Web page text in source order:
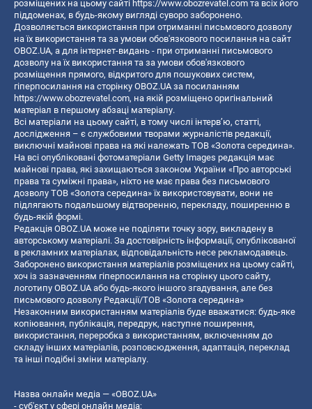
розміщених на цьому сайті https://www.obozrevatel.com та всіх його
піддоменах, в будь-якому вигляді суворо заборонено.
Дозволяється використання при отриманні письмового дозволу
на їх використання та за умови обов'язкового посилання на сайт
OBOZ.UA, а для інтернет-видань - при отриманні письмового
дозволу на їх використання та за умови обов'язкового
розміщення прямого, відкритого для пошукових систем,
гіперпосилання на сторінку OBOZ.UA за посиланням
https://www.obozrevatel.com, на якій розміщено оригінальний
матеріал в першому абзаці матеріалу.
Всі матеріали на цьому сайті, в тому числі інтерв’ю, статті,
дослідження – є службовими творами журналістів редакції,
виключні майнові права на які належать ТОВ «Золота середина».
На всі опубліковані фотоматеріали Getty Images редакція має
майнові права, які захищаються законом України «Про авторські
права та суміжні права», ніхто не має права без письмового
дозволу ТОВ «Золота середина» їх використовувати, вони не
підлягають подальшому відтворенню, перекладу, поширенню в
будь-якій формі.
Редакція OBOZ.UA може не поділяти точку зору, викладену в
авторському матеріалі. За достовірність інформації, опублікованої
в рекламних матеріалах, відповідальність несе рекламодавець.
Заборонено використання матеріалів розміщених на цьому сайті,
хоч із зазначенням гіперпосилання на сторінку цього сайту,
логотипу OBOZ.UA або будь-якого іншого згадування, але без
письмового дозволу Редакції/ТОВ «Золота середина»
Незаконним використанням матеріалів буде вважатися: будь-яке
копiювання, публiкацiя, передрук, наступне поширення,
використання, переробка з використанням, включенням до
складу інших матеріалів, розповсюдження, адаптація, переклад
та інші подібні зміни матеріалу.
Назва онлайн медіа — «OBOZ.UA»
- суб'єкт у сфері онлайн медіа;